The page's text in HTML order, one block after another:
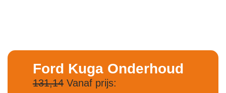
Ford Kuga Onderhoud
131,14Vanaf prijs: